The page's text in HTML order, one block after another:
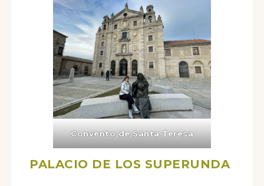
Convento de Santa Teresa
PALACIO DE LOS SUPERUNDA